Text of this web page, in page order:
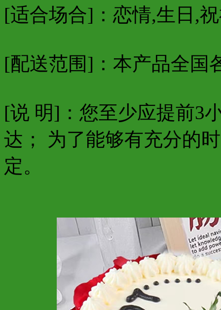
[适合场合]：恋情,生日,
[配送范围]：本产品全国
[说 明]：您至少应提前3
达； 为了能够有充分的
定。